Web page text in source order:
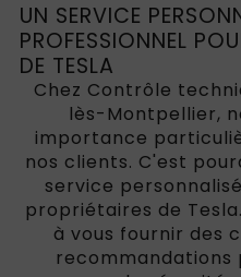
UN SERVICE
PROFESSIONNEL
DE TESLA
Chez Contrôle
lès-Montpellier,
importance
nos clients. C'est
service
propriétaires de
à vous fournir des
recommandations